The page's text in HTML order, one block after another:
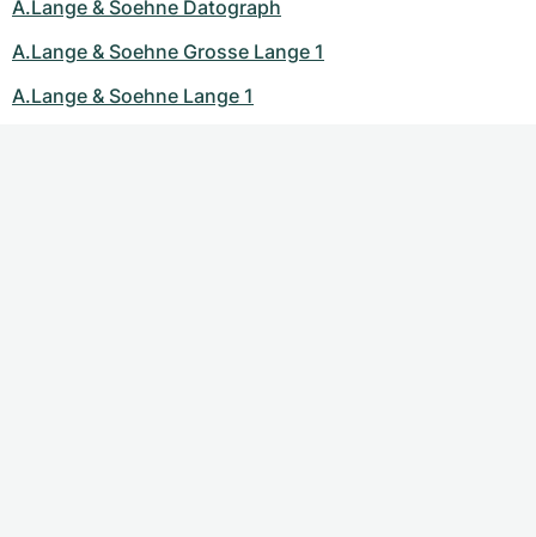
A.Lange & Soehne Datograph
A.Lange & Soehne Grosse Lange 1
A.Lange & Soehne Lange 1